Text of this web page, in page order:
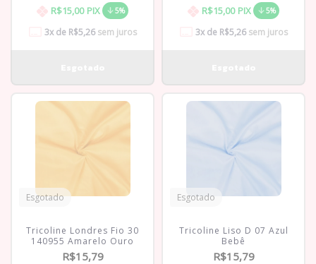
R$15,00 PIX 5%
3x de R$5,26sem juros
R$15,00 PIX 5%
3x de R$5,26sem juros
Esgotado
Tricoline Londres Fio 30
140955 Amarelo Ouro
R$15,79
Esgotado
Tricoline Liso D 07 Azul
Bebê
R$15,79